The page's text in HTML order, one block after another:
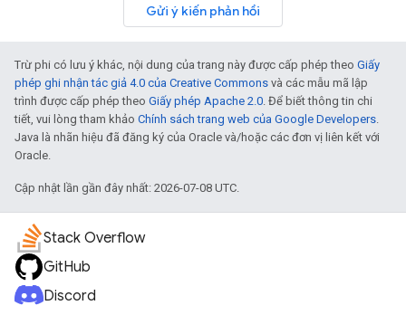
Gửi ý kiến phản hồi
Trừ phi có lưu ý khác, nội dung của trang này được cấp phép theo Giấy
phép ghi nhận tác giả 4.0 của Creative Commons và các mẫu mã lập
trình được cấp phép theo Giấy phép Apache 2.0. Để biết thông tin chi
tiết, vui lòng tham khảo Chính sách trang web của Google Developers.
Java là nhãn hiệu đã đăng ký của Oracle và/hoặc các đơn vị liên kết với
Oracle.
Cập nhật lần gần đây nhất: 2026-07-08 UTC.
Stack Overflow
GitHub
Discord